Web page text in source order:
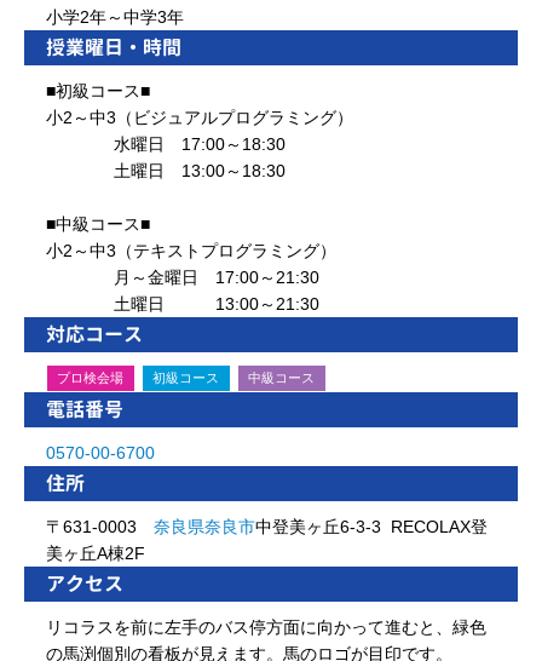
小学2年～中学3年
授業曜日・時間
■初級コース■
小2～中3（ビジュアルプログラミング）
水曜日 17:00～18:30
土曜日 13:00～18:30
■中級コース■
小2～中3（テキストプログラミング）
月～金曜日 17:00～21:30
土曜日 13:00～21:30
対応コース
プロ検会場 初級コース 中級コース
電話番号
0570-00-6700
住所
〒631-0003 奈良県奈良市中登美ヶ丘6-3-3 RECOLAX登
美ヶ丘A棟2F
アクセス
リコラスを前に左手のバス停方面に向かって進むと、緑色
の馬渕個別の看板が見えます。馬のロゴが目印です。